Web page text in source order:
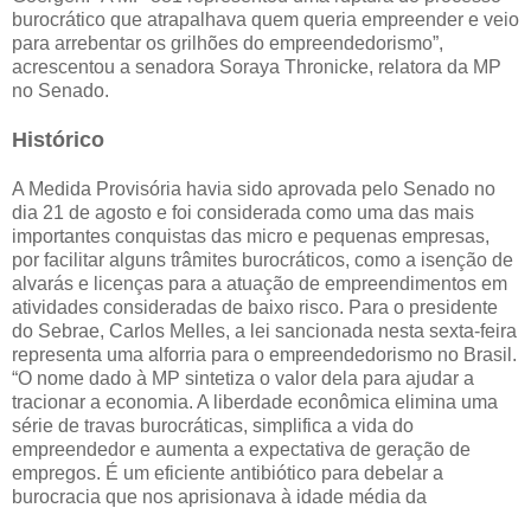
burocrático que atrapalhava quem queria empreender e veio
para arrebentar os grilhões do empreendedorismo”,
acrescentou a senadora Soraya Thronicke, relatora da MP
no Senado.
Histórico
A Medida Provisória havia sido aprovada pelo Senado no
dia 21 de agosto e foi considerada como uma das mais
importantes conquistas das micro e pequenas empresas,
por facilitar alguns trâmites burocráticos, como a isenção de
alvarás e licenças para a atuação de empreendimentos em
atividades consideradas de baixo risco. Para o presidente
do Sebrae, Carlos Melles, a lei sancionada nesta sexta-feira
representa uma alforria para o empreendedorismo no Brasil.
“O nome dado à MP sintetiza o valor dela para ajudar a
tracionar a economia. A liberdade econômica elimina uma
série de travas burocráticas, simplifica a vida do
empreendedor e aumenta a expectativa de geração de
empregos. É um eficiente antibiótico para debelar a
burocracia que nos aprisionava à idade média da